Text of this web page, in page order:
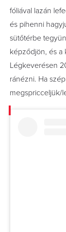
fóliával lazán
és pihenni
sütőtérbe
képződjön, és a
Légkeverésen
ránézni. Ha
megspricceljük/